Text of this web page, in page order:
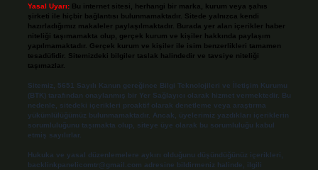
Yasal Uyarı: Bu internet sitesi, herhangi bir marka, kurum veya şahıs
şirketi ile hiçbir bağlantısı bulunmamaktadır. Sitede yalnızca kendi
hazırladığımız makaleler paylaşılmaktadır. Burada yer alan içerikler haber
niteliği taşımamakta olup, gerçek kurum ve kişiler hakkında paylaşım
yapılmamaktadır. Gerçek kurum ve kişiler ile isim benzerlikleri tamamen
tesadüfidir. Sitemizdeki bilgiler taslak halindedir ve tavsiye niteliği
taşımazlar.
Sitemiz, 5651 Sayılı Kanun gereğince Bilgi Teknolojileri ve İletişim Kurumu
(BTK) tarafından onaylanmış bir Yer Sağlayıcı olarak hizmet vermektedir. Bu
nedenle, sitedeki içerikleri proaktif olarak denetleme veya araştırma
yükümlülüğümüz bulunmamaktadır. Ancak, üyelerimiz yazdıkları içeriklerin
sorumluluğunu taşımakta olup, siteye üye olarak bu sorumluluğu kabul
etmiş sayılırlar.
Hukuka ve yasal düzenlemelere aykırı olduğunu düşündüğünüz içerikleri,
backlinkpanelicomtr@gmail.com adresine bildirmeniz halinde, ilgili